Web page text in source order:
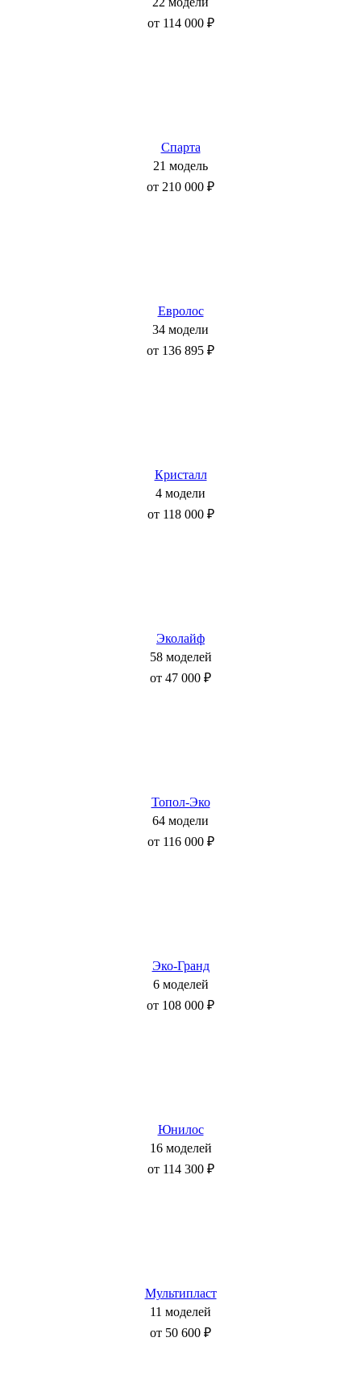
от 114 000 ₽
Спарта
21 модель
от 210 000 ₽
Евролос
34 модели
от 136 895 ₽
Кристалл
4 модели
от 118 000 ₽
Эколайф
58 моделей
от 47 000 ₽
Топол-Эко
64 модели
от 116 000 ₽
Эко-Гранд
6 моделей
от 108 000 ₽
Юнилос
16 моделей
от 114 300 ₽
Мультипласт
11 моделей
от 50 600 ₽